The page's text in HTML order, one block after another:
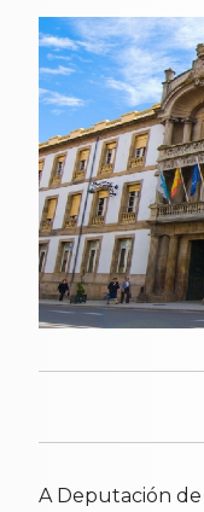
A Deputación